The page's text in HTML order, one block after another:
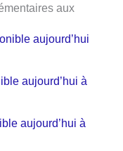
aux
aujourd’hui
aujourd’hui à
aujourd’hui à